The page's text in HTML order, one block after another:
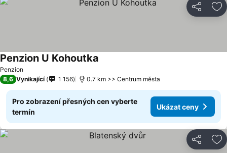
Sdílet
Penzion
Penzion U Kohoutka
8,6 Vynikající 1 156 0.7 km >> Centrum města
Pro zobrazení přesných cen vyberte
termín
Ukázat ceny
Sdílet